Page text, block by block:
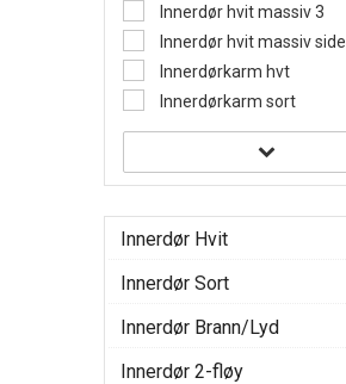
Innerdør hvit massiv 3
Innerdør hvit massiv side
Innerdørkarm hvt
Innerdørkarm sort
Innerdør Hvit
Innerdør Sort
Innerdør Brann/Lyd
Innerdør 2-fløy